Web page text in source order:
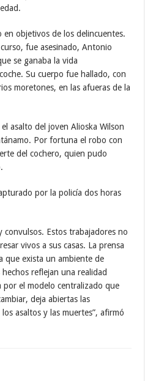
en objetivos de los delincuentes.
fue asesinado, Antonio
se ganaba la vida
Su cuerpo fue hallado, con
moretones, en las afueras de la
asalto del joven Alioska Wilson
Por fortuna el robo con
del cochero, quien pudo
por la policía dos horas
convulsos. Estos trabajadores no
vivos a sus casas. La prensa
que exista un ambiente de
reflejan una realidad
por el modelo centralizado que
deja abiertas las
asaltos y las muertes”, afirmó